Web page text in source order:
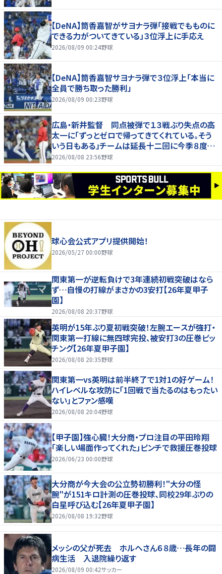
【DeNA】筒香嘉智がサヨナラ弾「接戦でもものに
できる力がついてきている」３位浮上に手応え
2026/08/09 00:24野球
【DeNA】筒香嘉智サヨナラ弾で３位浮上「本当に
全員で勝ち取った勝利」
2026/08/09 00:23野球
広島・新井監督 同点被弾で１３戦ぶり失点の高
太一に「ずっとゼロで帰ってきてくれている。そう
いう日もある」チームは延長十二回に今季８度目
サヨナラ負け
2026/08/08 23:56野球
球心会公式アプリ提供開始！
2026/05/27 00:00野球
関東第一が逆転負けで3年連続初戦突破はなら
ず…自慢の打線がまさかの3安打【26年夏甲子
園】
2026/08/08 20:37野球
英明が15年ぶり夏初戦突破！左腕エースが強打・
関東第一打線に無四球完投、被安打3の圧巻ピッ
チング【26年夏甲子園】
2026/08/08 20:35野球
関東第一vs英明は前半終了で1対1の好ゲーム！
ハイレベルな攻防に「1回戦で当たるのはもったい
ない」とファン感嘆
2026/08/08 20:04野球
【甲子園】強心臓！大分商・プロ注目の平田玲翔
「楽しい場面作ってくれた」ピンチで救援圧巻投球
2026/06/23 00:00野球
大分商が今大会の公立勢初勝利！"大分の怪
腕"が151キロ計測の圧巻投球、同校29年ぶりの
白星呼び込む【26年夏甲子園】
2026/08/08 19:32野球
メッシの父が死去 ホルヘさん６８歳…長年の闘
病生活 入退院繰り返す
2026/08/09 00:42サッカー